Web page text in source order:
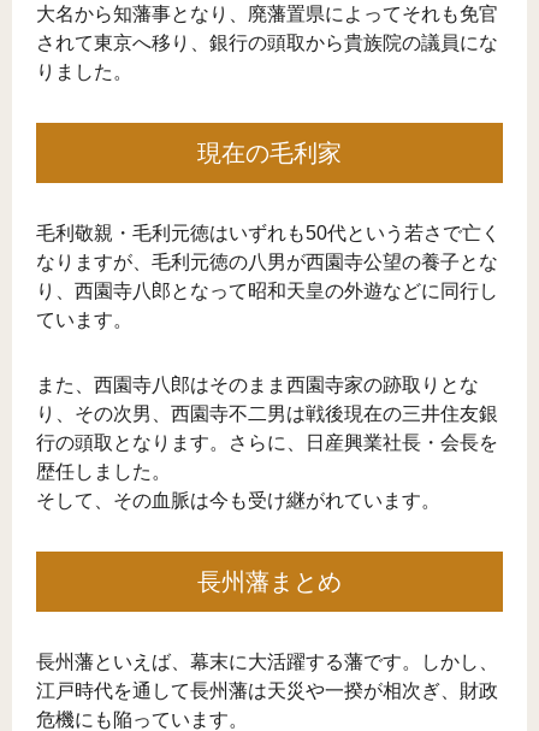
大名から知藩事となり、廃藩置県によってそれも免官
されて東京へ移り、銀行の頭取から貴族院の議員にな
りました。
現在の毛利家
毛利敬親・毛利元徳はいずれも50代という若さで亡く
なりますが、毛利元徳の八男が西園寺公望の養子とな
り、西園寺八郎となって昭和天皇の外遊などに同行し
ています。
また、西園寺八郎はそのまま西園寺家の跡取りとな
り、その次男、西園寺不二男は戦後現在の三井住友銀
行の頭取となります。さらに、日産興業社長・会長を
歴任しました。
そして、その血脈は今も受け継がれています。
長州藩まとめ
長州藩といえば、幕末に大活躍する藩です。しかし、
江戸時代を通して長州藩は天災や一揆が相次ぎ、財政
危機にも陥っています。